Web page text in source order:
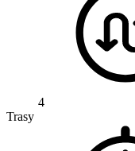
4
Trasy